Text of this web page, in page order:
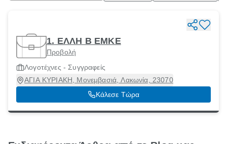
1. ΕΛΛΗ Β ΕΜΚΕ
Προβολή
Λογοτέχνες - Συγγραφείς
ΑΓΙΑ ΚΥΡΙΑΚΗ, Μονεμβασιά, Λακωνία, 23070
Κάλεσε Τώρα